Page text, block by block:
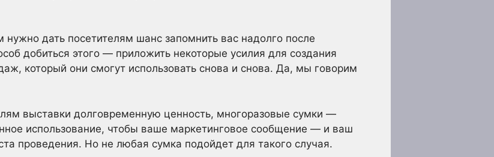
дать посетителям шанс запомнить вас надолго после
добиться этого — приложить некоторые усилия для создания
который они смогут использовать снова и снова. Да, мы говорим
выставки долговременную ценность, многоразовые сумки —
использование, чтобы ваше маркетинговое сообщение — и ваш
проведения. Но не любая сумка подойдет для такого случая.